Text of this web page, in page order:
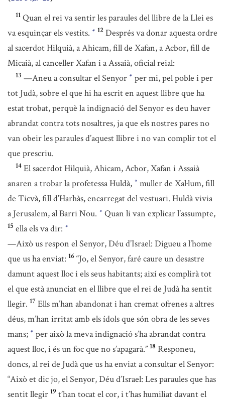
11 Quan el rei va sentir les paraules del llibre de la Llei es
va esquinçar els vestits. * 12 Després va donar aquesta ordre
al sacerdot Hilquià, a Ahicam, fill de Xafan, a Acbor, fill de
Micaià, al canceller Xafan i a Assaià, oficial reial:
13 —Aneu a consultar el Senyor * per mi, pel poble i per
tot Judà, sobre el que hi ha escrit en aquest llibre que ha
estat trobat, perquè la indignació del Senyor es deu haver
abrandat contra tots nosaltres, ja que els nostres pares no
van obeir les paraules d’aquest llibre i no van complir tot el
que prescriu.
14 El sacerdot Hilquià, Ahicam, Acbor, Xafan i Assaià
anaren a trobar la profetessa Huldà, * muller de Xal·lum, fill
de Ticvà, fill d’Harhàs, encarregat del vestuari. Huldà vivia
a Jerusalem, al Barri Nou. * Quan li van explicar l’assumpte,
15 ella els va dir: *
—Això us respon el Senyor, Déu d’Israel: Digueu a l’home
que us ha enviat: 16 “Jo, el Senyor, faré caure un desastre
damunt aquest lloc i els seus habitants; així es complirà tot
el que està anunciat en el llibre que el rei de Judà ha sentit
llegir. 17 Ells m’han abandonat i han cremat ofrenes a altres
déus, m’han irritat amb els ídols que són obra de les seves
mans; * per això la meva indignació s’ha abrandat contra
aquest lloc, i és un foc que no s’apagarà.” 18 Responeu,
doncs, al rei de Judà que us ha enviat a consultar el Senyor:
“Això et dic jo, el Senyor, Déu d’Israel: Les paraules que has
sentit llegir 19 t’han tocat el cor, i t’has humiliat davant el